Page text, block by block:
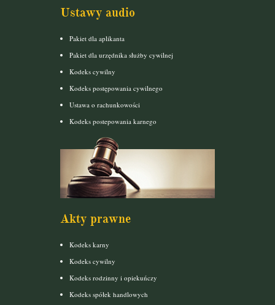
Ustawy audio
Pakiet dla aplikanta
Pakiet dla urzędnika służby cywilnej
Kodeks cywilny
Kodeks postępowania cywilnego
Ustawa o rachunkowości
Kodeks postepowania karnego
Akty prawne
Kodeks karny
Kodeks cywilny
Kodeks rodzinny i opiekuńczy
Kodeks spółek handlowych